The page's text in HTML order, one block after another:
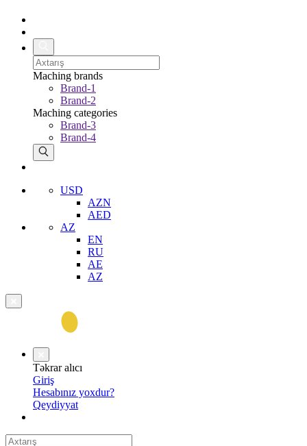
Maching brands
Brand-1
Brand-2
Maching categories
Brand-3
Brand-4
USD
AZN
AED
AZ
EN
RU
AE
AZ
Təkrar alıcı
Giriş
Hesabınız yoxdur?
Qeydiyyat